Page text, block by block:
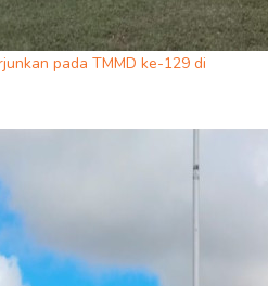
pada TMMD ke-129 di